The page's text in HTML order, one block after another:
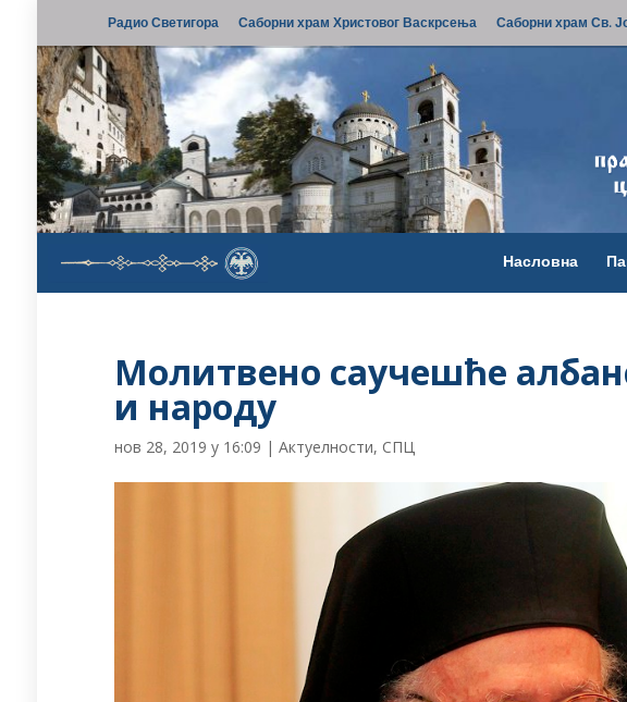
Радио Светигора Саборни храм Христовог Васкрсења Саборни храм Св.
Насловна
Молитвено саучешће
и народу
нов 28, 2019 у 16:09 |Актуелности, СПЦ